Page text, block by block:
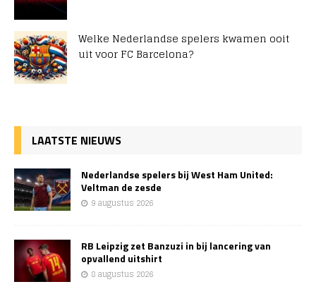
Welke Nederlandse spelers kwamen ooit
uit voor FC Barcelona?
LAATSTE NIEUWS
Nederlandse spelers bij West Ham United:
Veltman de zesde
9 augustus 2026
RB Leipzig zet Banzuzi in bij lancering van
opvallend uitshirt
8 augustus 2026